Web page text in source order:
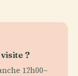
?
12h00–